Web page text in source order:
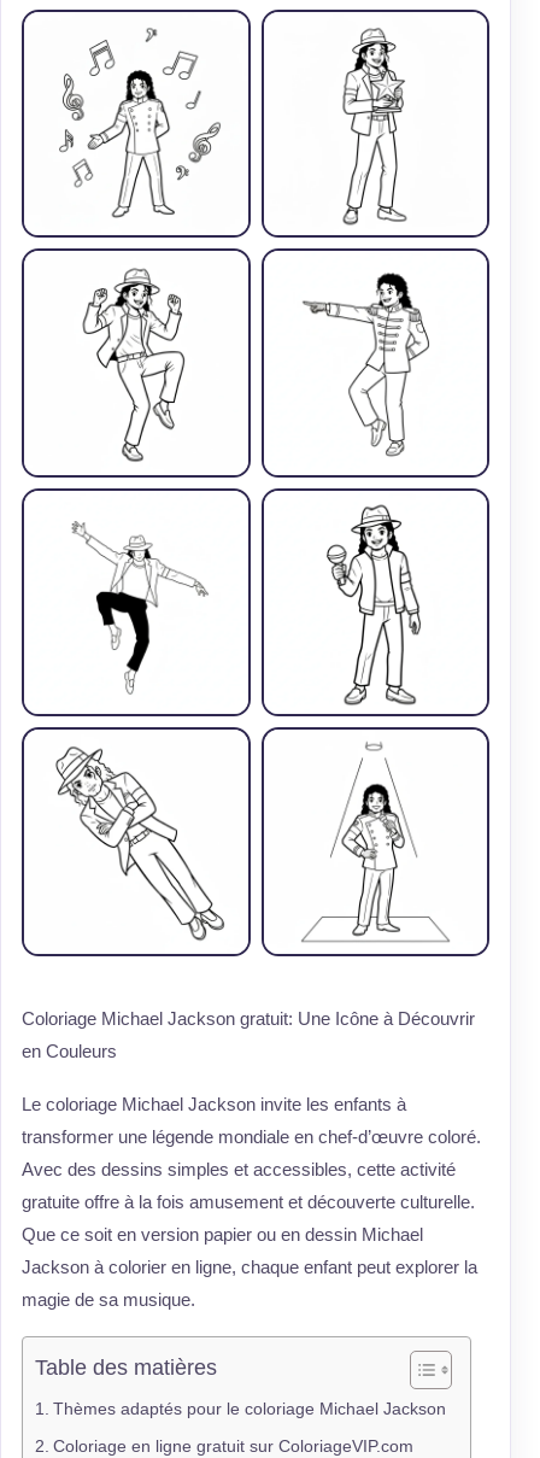
Coloriage Michael Jackson gratuit: Une Icône à Découvrir
en Couleurs
Le coloriage Michael Jackson invite les enfants à
transformer une légende mondiale en chef-d’œuvre coloré.
Avec des dessins simples et accessibles, cette activité
gratuite offre à la fois amusement et découverte culturelle.
Que ce soit en version papier ou en dessin Michael
Jackson à colorier en ligne, chaque enfant peut explorer la
magie de sa musique.
Table des matières
Thèmes adaptés pour le coloriage Michael Jackson
Coloriage en ligne gratuit sur ColoriageVIP.com